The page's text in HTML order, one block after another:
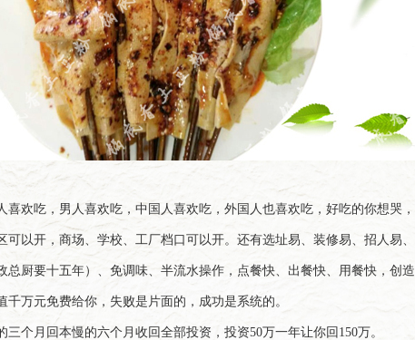
吃，男人喜欢吃，中国人喜欢吃，外国人也喜欢吃，好吃的你想哭，
开，商场、学校、工厂档口可以开。还有选址易、装修易、招人易、
要十五年）、免调味、半流水操作，点餐快、出餐快、用餐快，创造
元免费给你，失败是片面的，成功是系统的。
月回本慢的六个月收回全部投资，投资50万一年让你回150万。